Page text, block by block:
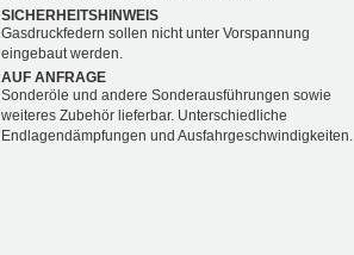
SICHERHEITSHINWEIS
Gasdruckfedern sollen nicht unter Vorspannung
eingebaut werden.
AUF ANFRAGE
Sonderöle und andere Sonderausführungen sowie
weiteres Zubehör lieferbar. Unterschiedliche
Endlagendämpfungen und Ausfahrgeschwindigkeiten.